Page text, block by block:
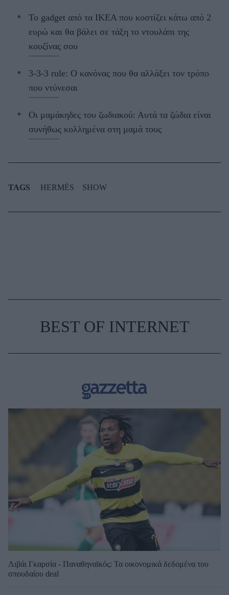
Το gadget από τα IKEA που κοστίζει κάτω από 2
ευρώ και θα βάλει σε τάξη το ντουλάπι της
κουζίνας σου
3-3-3 rule: Ο κανόνας που θα αλλάξει τον τρόπο
που ντύνεσαι
Οι μαμάκηδες του ζωδιακού: Αυτά τα ζώδια είναι
συνήθως κολλημένα στη μαμά τους
TAGS HERMÈS SHOW
BEST OF INTERNET
Λιβάι Γκαρσία - Παναθηναϊκός: Τα οικονομικά δεδομένα του
σπουδαίου deal